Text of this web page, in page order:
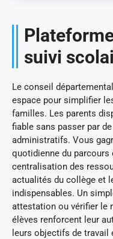
suivi
Le conseil
espace pour simplifier
familles. Les parents
fiable sans passer par
administratifs. Vous
quotidienne du
centralisation des
actualités du collège et
indispensables. Un
attestation ou vérifier le
élèves renforcent leur
leurs objectifs de